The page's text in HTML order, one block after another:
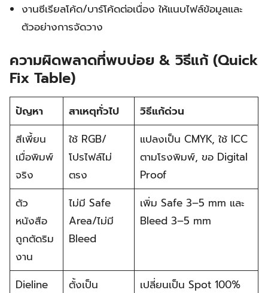
งานซีเรียลโค้ด/บาร์โค้ดต่อเนื่อง ให้แนบไฟล์ข้อมูลและ
ตัวอย่างการจัดวาง
ความผิดพลาดที่พบบ่อย & วิธีแก้ (Quick
Fix Table)
ปัญหา สาเหตุทั่วไป
วิธีแก้ด่วน
สีเพี้ยน
เมื่อพิมพ์
จริง
ใช้ RGB/
โปรไฟล์ไม่
ตรง
แปลงเป็น CMYK, ใช้ ICC
ตามโรงพิมพ์, ขอ Digital
Proof
ตัว
หนังสือ
ถูกตัดริม
งาน
ไม่มี Safe
Area/ไม่มี
Bleed
เพิ่ม Safe 3–5 mm และ
Bleed 3–5 mm
Dieline
ตั้งเป็น
เปลี่ยนเป็น Spot 100%